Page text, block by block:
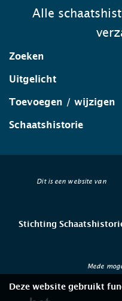
Alle
Zoeken
Uitgelicht
Toevoegen / wijzigen
Schaatshistorie
Dit is een website van
Stichting
Mede
Deze website gebruikt